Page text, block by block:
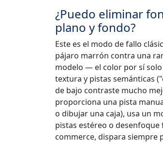
¿Puedo eliminar
plano y fondo?
Este es el modo de fallo
pájaro marrón contra una
modelo — el color por sí
textura y pistas semánticas
de bajo contraste mucho
proporciona una pista
o dibujar una caja), usa un
pistas estéreo o
commerce, dispara siempre